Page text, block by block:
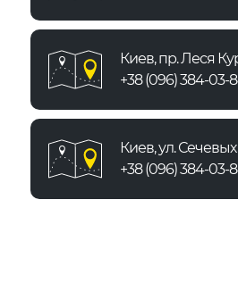
Киев, пр. Леся
+38 (096) 384-03-
Киев, ул.
+38 (096) 384-03-